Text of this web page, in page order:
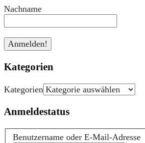
Nachname
Kategorien
Kategorien
Anmeldestatus
Benutzername oder E-Mail-Adresse